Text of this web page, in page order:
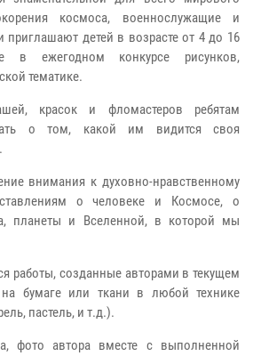
космоса, военнослужащие и
приглашают детей в возрасте от 4 до 16
в ежегодном конкурсе рисунков,
тематике.
красок и фломастеров ребятам
о том, какой им видится своя
внимания к духовно-нравственному
о человеке и Космосе, о
планеты и Вселенной, в которой мы
работы, созданные авторами в текущем
бумаге или ткани в любой технике
пастель, и т.д.).
фото автора вместе с выполненной